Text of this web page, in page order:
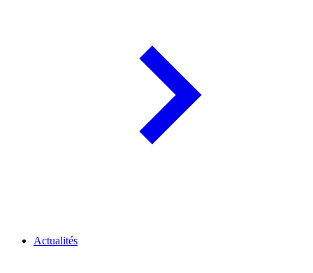
Actualités